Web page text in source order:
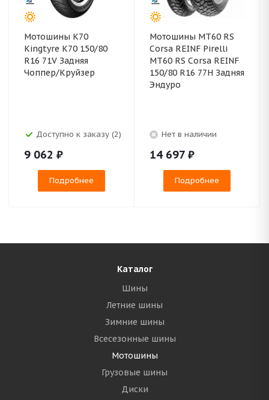
Мотошины K70
Kingtyre K70 150/80
R16 71V Задняя
Чоппер/Круйзер
Доступно к заказу (2)
9 062 ₽
Подробнее
Мотошины MT60 RS
Corsa REINF Pirelli
MT60 RS Corsa REINF
150/80 R16 77H Задняя
Эндуро
Нет в наличии
14 697 ₽
Подробнее
Каталог
Шины
Летние шины
Зимние шины
Всесезонные шины
Мотошины
Грузовые шины
Диски